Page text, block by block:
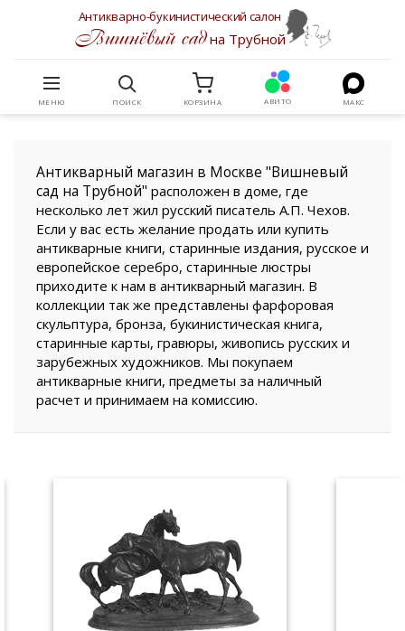
Антикварно-букинистический салон
Вишнёвый садна Трубной
МЕНЮ ПОИСК КОРЗИНА АВИТО МАКС
Антикварный магазин в Москве "Вишневый
сад на Трубной" расположен в доме, где
несколько лет жил русский писатель А.П. Чехов.
Если у вас есть желание продать или купить
антикварные книги, старинные издания, русское и
европейское серебро, старинные люстры
приходите к нам в антикварный магазин. В
коллекции так же представлены фарфоровая
скульптура, бронза, букинистическая книга,
старинные карты, гравюры, живопись русских и
зарубежных художников. Мы покупаем
антикварные книги, предметы за наличный
расчет и принимаем на комиссию.